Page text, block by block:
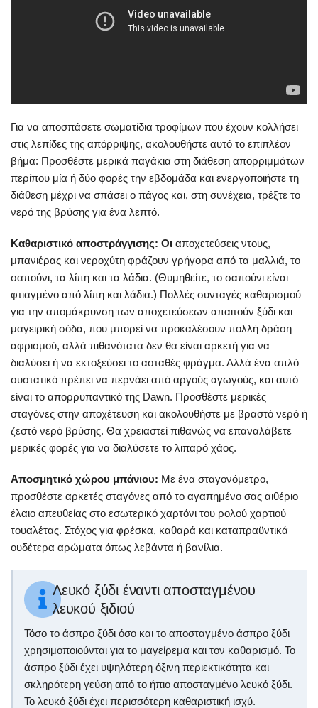
Για να αποσπάσετε σωματίδια τροφίμων που έχουν κολλήσει
στις λεπίδες της απόρριψης, ακολουθήστε αυτό το επιπλέον
βήμα: Προσθέστε μερικά παγάκια στη διάθεση απορριμμάτων
περίπου μία ή δύο φορές την εβδομάδα και ενεργοποιήστε τη
διάθεση μέχρι να σπάσει ο πάγος και, στη συνέχεια, τρέξτε το
νερό της βρύσης για ένα λεπτό.
Καθαριστικό αποστράγγισης: Οι αποχετεύσεις ντους,
μπανιέρας και νεροχύτη φράζουν γρήγορα από τα μαλλιά, το
σαπούνι, τα λίπη και τα λάδια. (Θυμηθείτε, το σαπούνι είναι
φτιαγμένο από λίπη και λάδια.) Πολλές συνταγές καθαρισμού
για την απομάκρυνση των αποχετεύσεων απαιτούν ξύδι και
μαγειρική σόδα, που μπορεί να προκαλέσουν πολλή δράση
αφρισμού, αλλά πιθανότατα δεν θα είναι αρκετή για να
διαλύσει ή να εκτοξεύσει το ασταθές φράγμα. Αλλά ένα απλό
συστατικό πρέπει να περνάει από αργούς αγωγούς, και αυτό
είναι το απορρυπαντικό της Dawn. Προσθέστε μερικές
σταγόνες στην αποχέτευση και ακολουθήστε με βραστό νερό ή
ζεστό νερό βρύσης. Θα χρειαστεί πιθανώς να επαναλάβετε
μερικές φορές για να διαλύσετε το λιπαρό χάος.
Αποσμητικό χώρου μπάνιου: Με ένα σταγονόμετρο,
προσθέστε αρκετές σταγόνες από το αγαπημένο σας αιθέριο
έλαιο απευθείας στο εσωτερικό χαρτόνι του ρολού χαρτιού
τουαλέτας. Στόχος για φρέσκα, καθαρά και καταπραϋντικά
ουδέτερα αρώματα όπως λεβάντα ή βανίλια.
Λευκό ξύδι έναντι αποσταγμένου
λευκού ξιδιού
Τόσο το άσπρο ξύδι όσο και το αποσταγμένο άσπρο ξύδι
χρησιμοποιούνται για το μαγείρεμα και τον καθαρισμό. Το
άσπρο ξύδι έχει υψηλότερη όξινη περιεκτικότητα και
σκληρότερη γεύση από το ήπιο αποσταγμένο λευκό ξύδι.
Το λευκό ξύδι έχει περισσότερη καθαριστική ισχύ.